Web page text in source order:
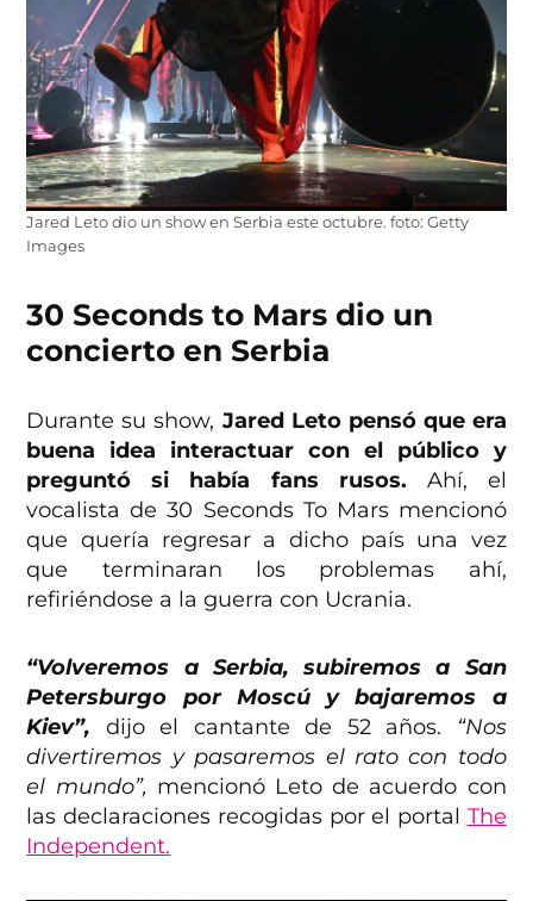
Jared Leto dio un show en Serbia este octubre. foto: Getty
Images
30 Seconds to Mars dio un
concierto en Serbia
Durante su show, Jared Leto pensó que era
buena idea interactuar con el público y
preguntó si había fans rusos. Ahí, el
vocalista de 30 Seconds To Mars mencionó
que quería regresar a dicho país una vez
que terminaran los problemas ahí,
refiriéndose a la guerra con Ucrania.
“Volveremos a Serbia, subiremos a San
Petersburgo por Moscú y bajaremos a
Kiev”, dijo el cantante de 52 años.
“Nos
divertiremos y pasaremos el rato con todo
el mundo”, mencionó Leto de acuerdo con
las declaraciones recogidas por el portal The
Independent.